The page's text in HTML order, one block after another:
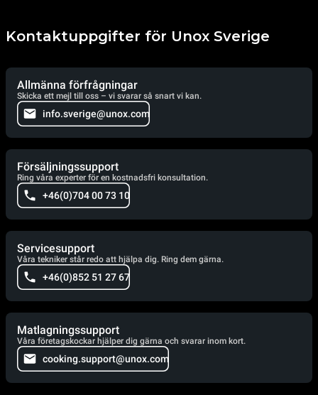
Kontaktuppgifter för Unox Sverige
Allmänna förfrågningar
Skicka ett mejl till oss – vi svarar så snart vi kan.
info.sverige@unox.com
Försäljningssupport
Ring våra experter för en kostnadsfri konsultation.
+46(0)704 00 73 10
Servicesupport
Våra tekniker står redo att hjälpa dig. Ring dem gärna.
+46(0)852 51 27 67
Matlagningssupport
Våra företagskockar hjälper dig gärna och svarar inom kort.
cooking.support@unox.com